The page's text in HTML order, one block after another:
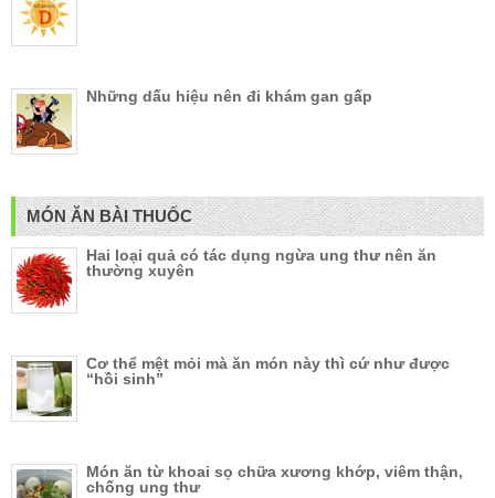
Những dấu hiệu nên đi khám gan gấp
MÓN ĂN BÀI THUỐC
Hai loại quả có tác dụng ngừa ung thư nên ăn
thường xuyên
Cơ thể mệt mỏi mà ăn món này thì cứ như được
“hồi sinh”
Món ăn từ khoai sọ chữa xương khớp, viêm thận,
chống ung thư